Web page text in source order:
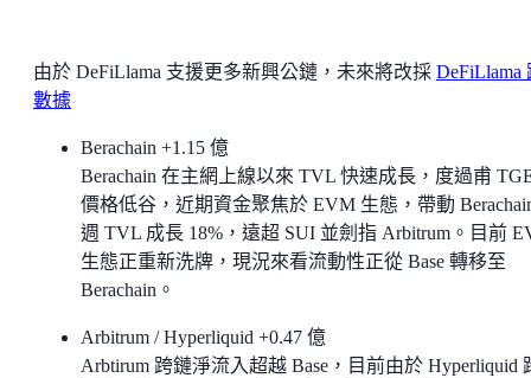
由於 DeFiLlama 支援更多新興公鏈，未來將改採 DeFiLlama
數據
Berachain +1.15 億
Berachain 在主網上線以來 TVL 快速成長，度過甫
價格低谷，近期資金聚焦於 EVM 生態，帶動
週 TVL 成長 18%，遠超 SUI 並劍指 Arbitrum。目前
生態正重新洗牌，現況來看流動性正從 Base 轉移至
Berachain。
Arbitrum / Hyperliquid +0.47 億
Arbtirum 跨鏈淨流入超越 Base，目前由於 Hyperliquid